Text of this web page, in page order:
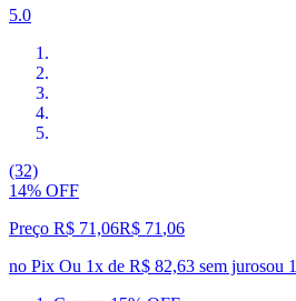
5.0
(32)
14% OFF
Preço R$ 71,06R$ 71 ,06
no Pix Ou 1x de R$ 82,63 sem jurosou 1